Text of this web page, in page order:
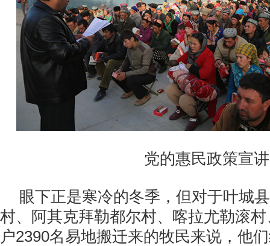
党的惠民政策宣讲
眼下正是寒冷的冬季，但对于叶城
村、阿其克拜勒都尔村、喀拉尤勒滚
户2390名易地搬迁来的牧民来说，他